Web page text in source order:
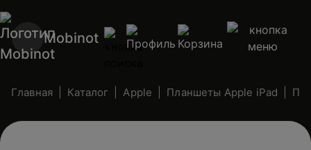
Mobinot
Главная Каталог Apple Планшеты Apple iPad